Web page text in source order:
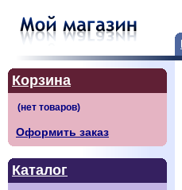
Корзина
Оформить заказ
Каталог